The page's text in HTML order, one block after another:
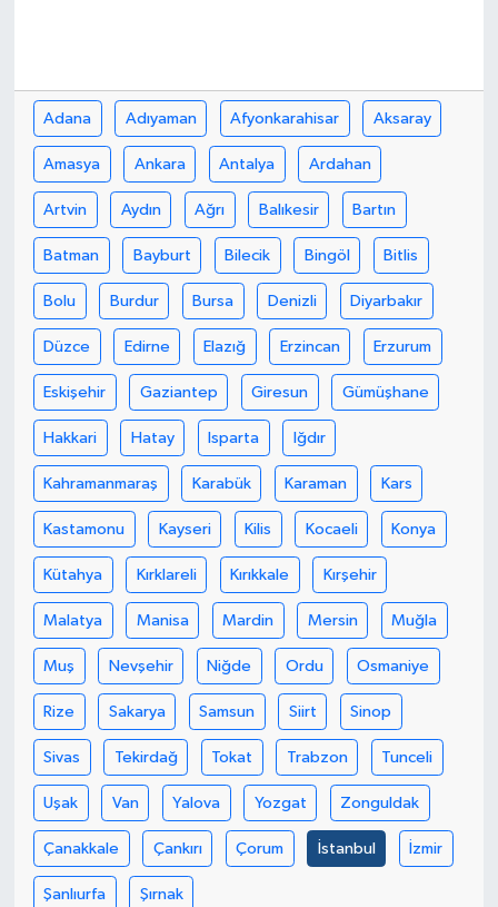
Adana Adıyaman Afyonkarahisar Aksaray
Amasya Ankara Antalya Ardahan
Artvin Aydın Ağrı Balıkesir Bartın
Batman Bayburt Bilecik Bingöl Bitlis
Bolu Burdur Bursa Denizli Diyarbakır
Düzce Edirne Elazığ Erzincan Erzurum
Eskişehir Gaziantep Giresun Gümüşhane
Hakkari Hatay Isparta Iğdır
Kahramanmaraş Karabük Karaman Kars
Kastamonu Kayseri Kilis Kocaeli Konya
Kütahya Kırklareli Kırıkkale Kırşehir
Malatya Manisa Mardin Mersin Muğla
Muş Nevşehir Niğde Ordu Osmaniye
Rize Sakarya Samsun Siirt Sinop
Sivas Tekirdağ Tokat Trabzon Tunceli
Uşak Van Yalova Yozgat Zonguldak
Çanakkale Çankırı Çorum İstanbul İzmir
Şanlıurfa Şırnak